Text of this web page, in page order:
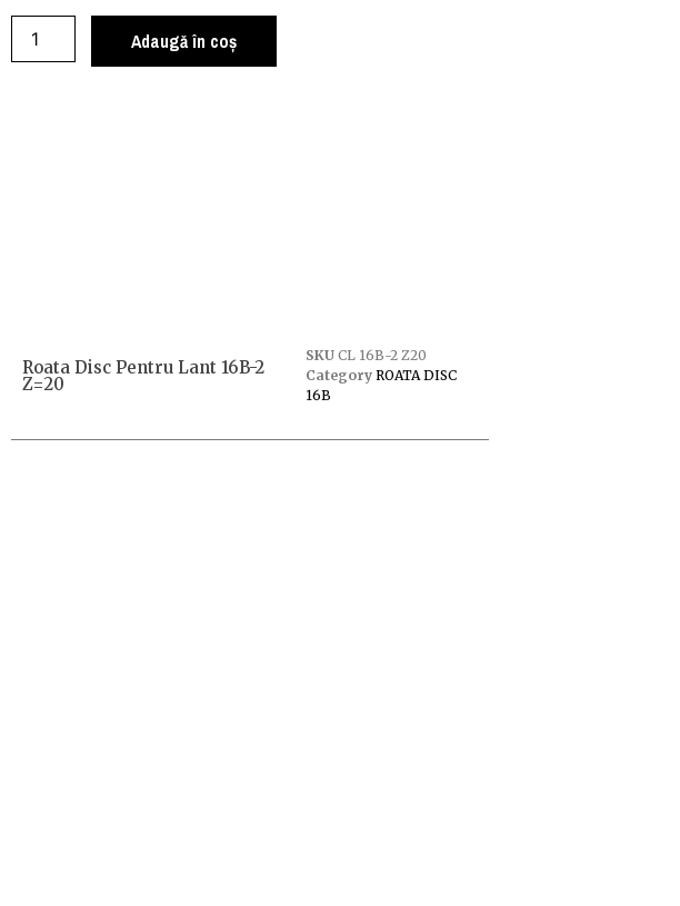
Adaugă în coș
Roata Disc Pentru Lant 16B-2
Z=20
SKU CL 16B-2 Z20
Category ROATA DISC
16B